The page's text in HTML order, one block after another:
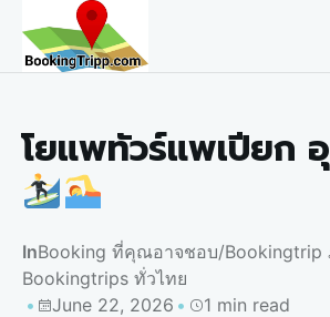
bookingtripp.com
โยแพทัวร์แพเปียก
InBooking ที่คุณอาจชอบ/Bookingtrip
Bookingtrips ทั่วไทย
June 22, 2026
1 min read